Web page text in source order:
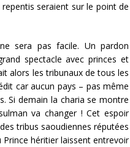
seraient sur le point de
sera pas facile. Un pardon
spectacle avec princes et
alors les tribunaux de tous les
car aucun pays – pas même
Si demain la charia se montre
va changer ! Cet espoir
tribus saoudiennes réputées
héritier laissent entrevoir